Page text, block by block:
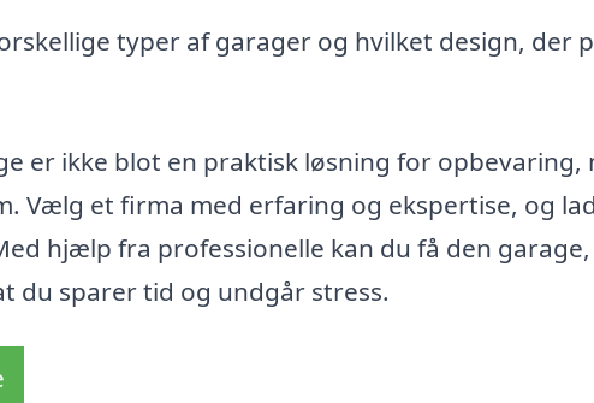
typer af garager og hvilket design, der
er ikke blot en praktisk løsning for opbevaring,
Vælg et firma med erfaring og ekspertise, og
hjælp fra professionelle kan du få den
du sparer tid og undgår stress.